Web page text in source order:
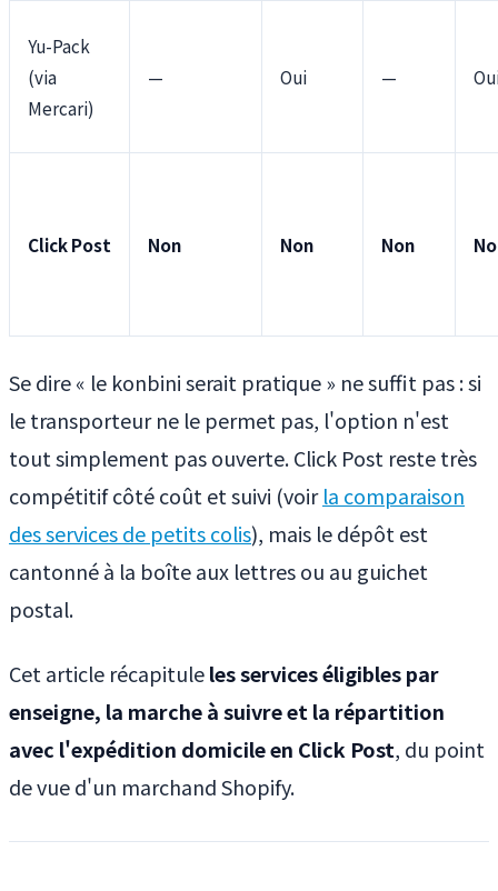
Yu-Pack
(via
Mercari)
— Oui —
Click Post Non Non Non
Se dire « le konbini serait pratique » ne suffit pas : si
le transporteur ne le permet pas, l'option n'est
tout simplement pas ouverte. Click Post reste très
compétitif côté coût et suivi (voirla comparaison
des services de petits colis), mais le dépôt est
cantonné à la boîte aux lettres ou au guichet
postal.
Cet article récapituleles services éligibles par
enseigne, la marche à suivre et la répartition
avec l'expédition domicile en Click Post, du point
de vue d'un marchand Shopify.